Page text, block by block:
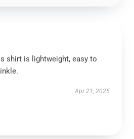
shirt is lightweight, easy to
Apr 21, 2025